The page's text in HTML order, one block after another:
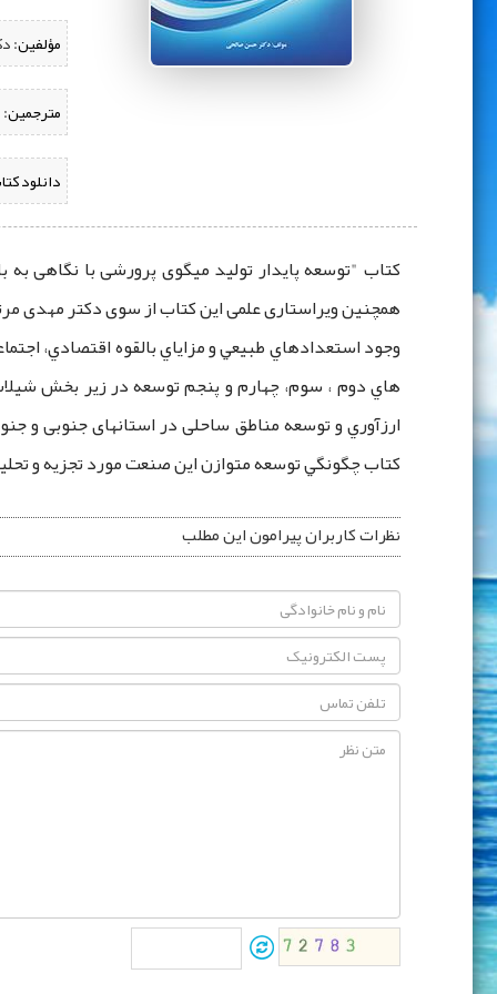
مؤلفین:
مترجمین:
دانلود
کتاب "توسعه پایدار تولید میگوی پرورشی با
همچنین ویراستاری علمی این کتاب از سوی دکتر مهدی مرتضوی انجام شده است که در 112 صفحه
وجود استعدادهاي طبيعي و مزاياي بالقوه اقتصادي،
هاي دوم ، سوم، چهارم و پنجم توسعه در زير بخش
ارزآوري و توسعه مناطق ساحلی در استانهای جنوبی و
کتاب چگونگي توسعه متوازن این صنعت مورد تجزيه و
نظرات کاربران پیرامون این مطلب